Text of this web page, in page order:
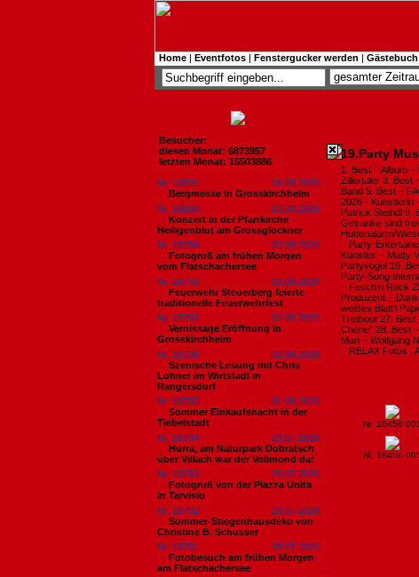
Home | Eventfotos | Fenstergucker werden | Gästebuch
Besucher:
diesen Monat: 6873957
letzten Monat: 15503886
Nr. 18801
06.08.2026
Bergmesse in Grosskirchheim
Nr. 18800
03.08.2026
Konzert in der Pfarrkirche
Heiligenblut am Grossglockner
Nr. 18799
03.08.2026
Fotogruß am frühen Morgen
vom Flatschachersee
Nr. 18798
02.08.2026
Feuerwehr Steuerberg feierte
traditionelle Feuerwehrfest
Nr. 18797
02.08.2026
Vernissage Eröffnung in
Grosskirchheim
Nr. 18796
02.08.2026
Szenische Lesung mit Chris
Lohner im Wirtstadl in
Rangersdorf
Nr. 18795
01.08.2026
Sommer Einkaufsnacht in der
Tiebelstadt
Nr. 18794
29.07.2026
Hurra, am Naturpark Dobratsch
über Villach war der Vollmond da!
Nr. 18793
29.07.2026
Fotogruß von der Piazza Unita
in Tarvisio
Nr. 18792
29.07.2026
Sommer-Stiegenhausdeko von
Christine B. Schusser
Nr. 18791
29.07.2026
Fotobesuch am frühen Morgen
am Flatschachersee
19.Party
1. Best – Album
Zillertaler 3. Best
Band 5. Best –
2026 - Künstlerin
Patrick Steindl 9.
Getränke sind
Hüttenalarm/
– Party-
Künstler – Matty
Partyvögel 19.
Party-Song
– Fesch’n Rock
Produzent –
weißes Blatt’l
Tretboot 27. Best
Chérie” 28. Best
Man – Wolfgang
– RELAX Fotos :
Nr. 18456 001
Nr. 18456